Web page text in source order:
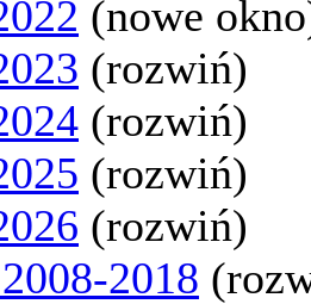
(nowe
(rozwiń)
(rozwiń)
(rozwiń)
(rozwiń)
2018